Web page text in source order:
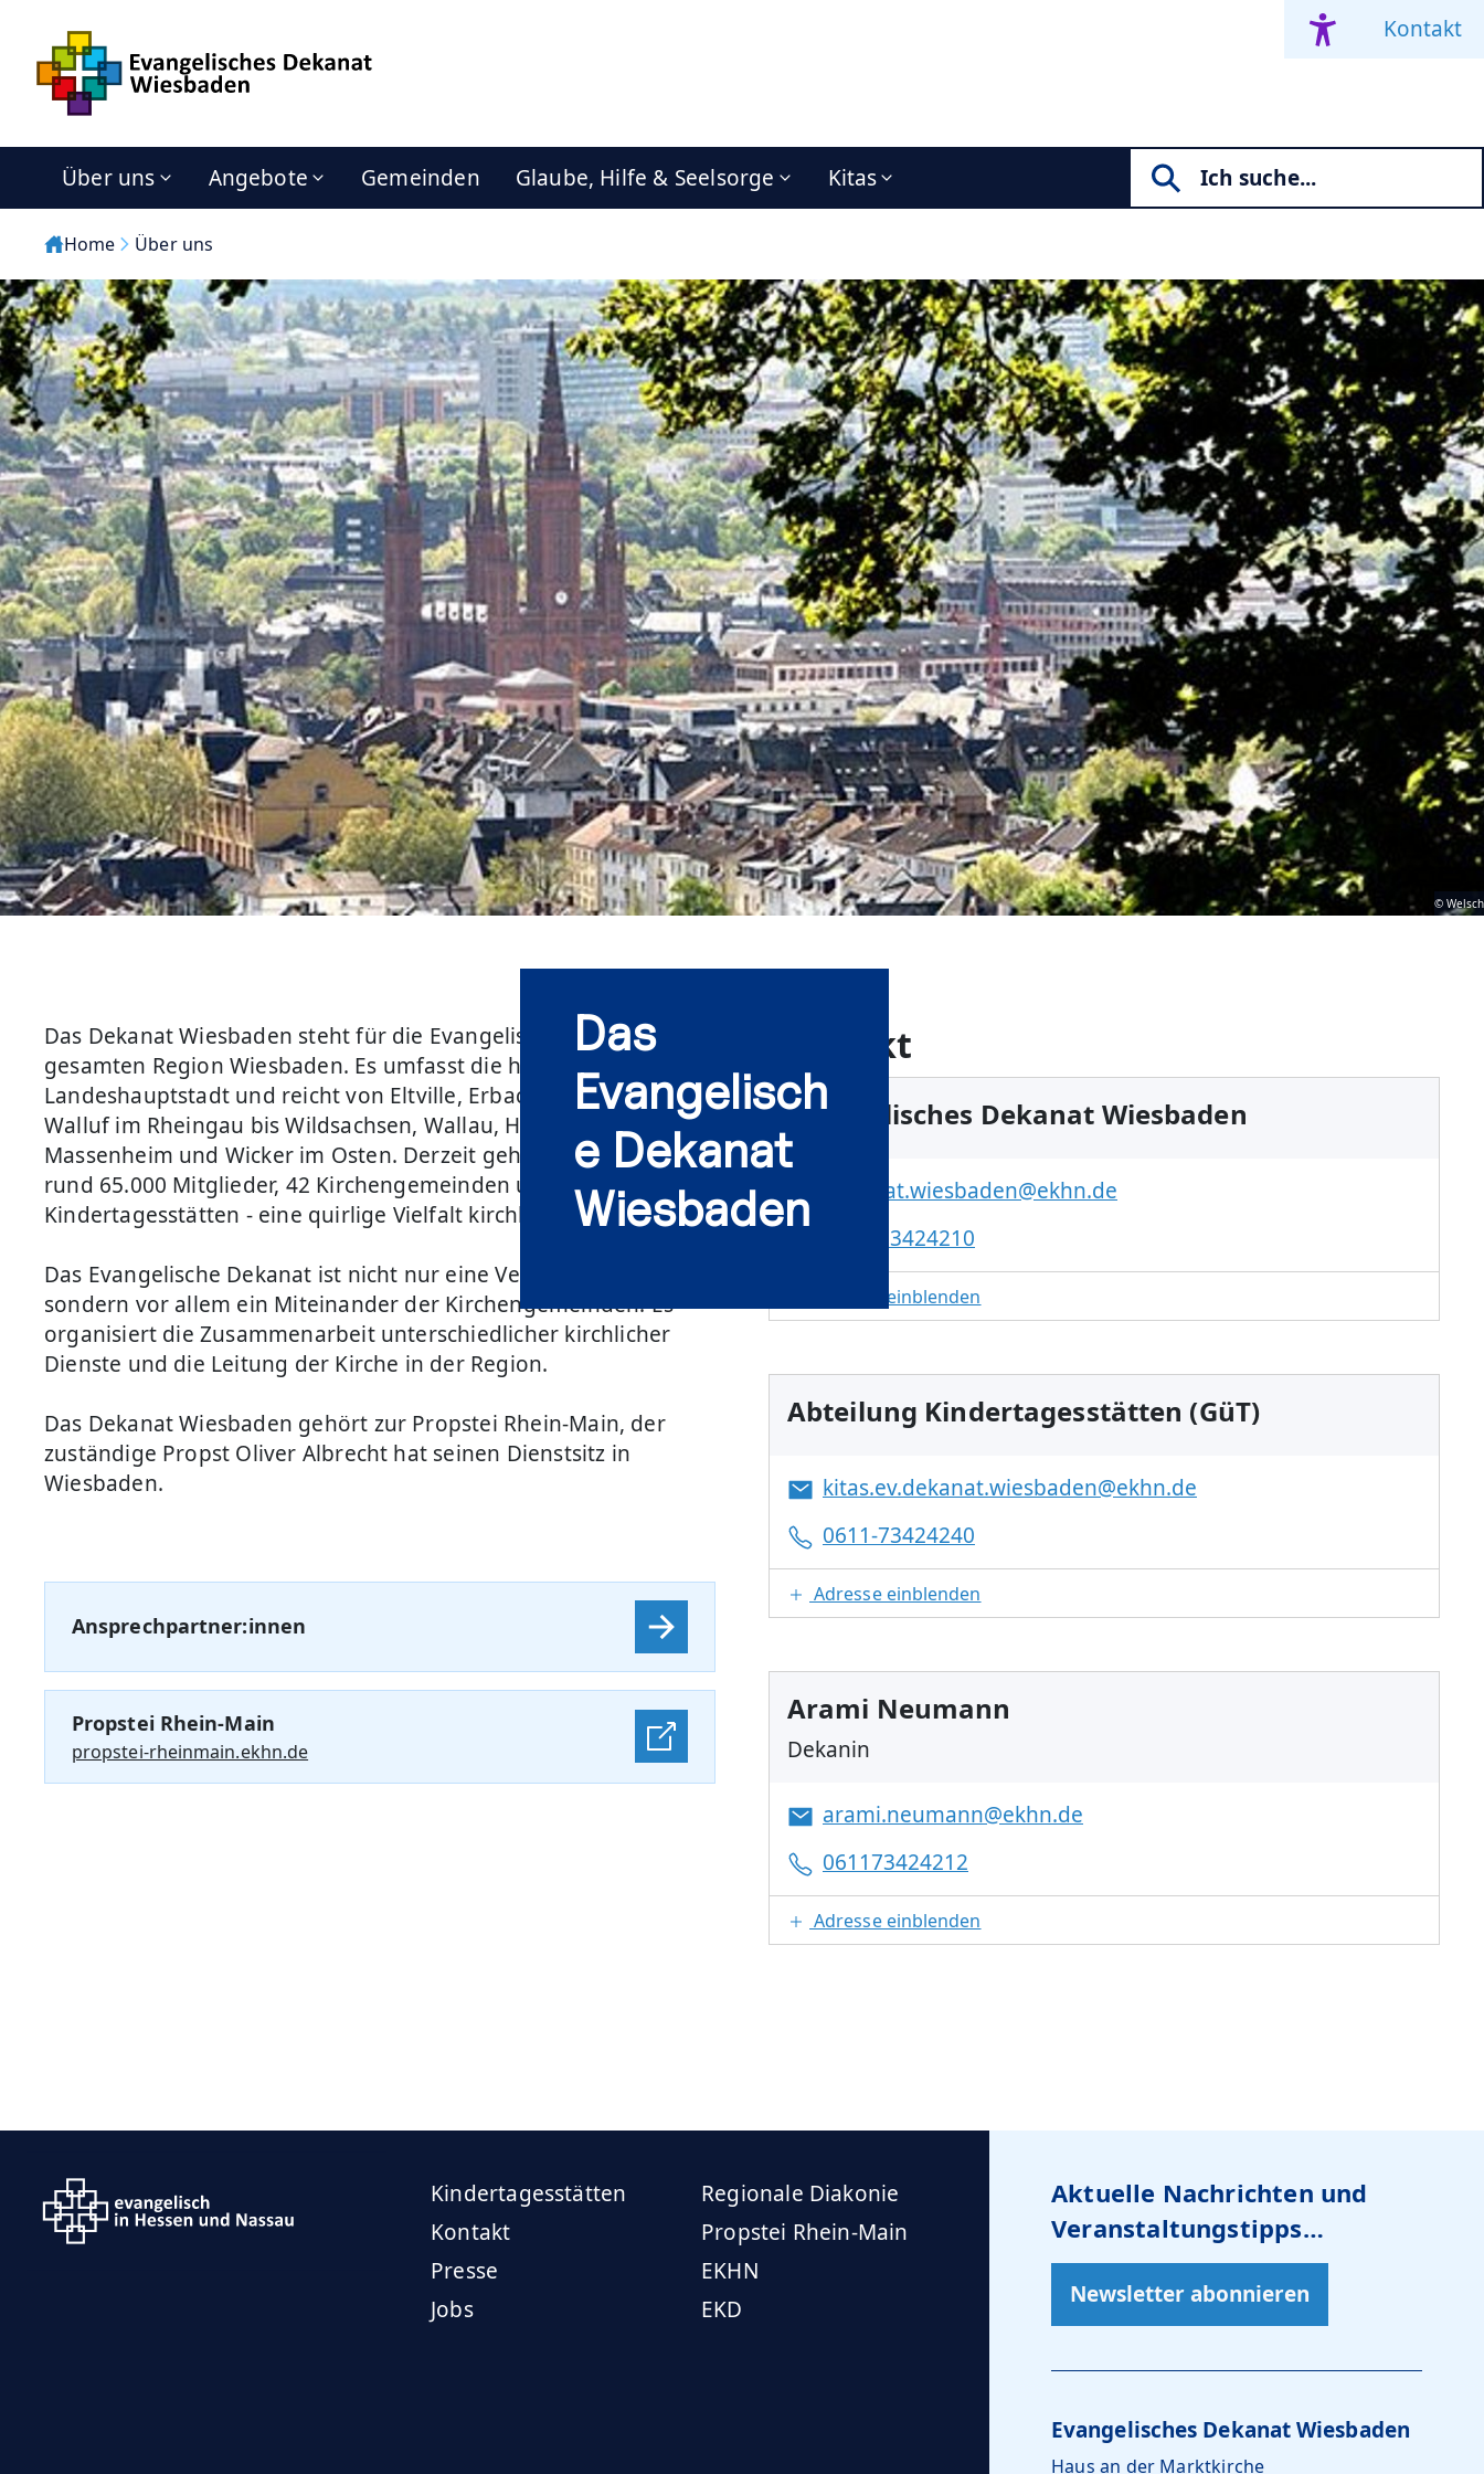
Kontakt
Über uns Angebote Gemeinden Glaube, Hilfe & Seelsorge Kitas
Home Über uns
© Welsch
Das
Evangelisch
e Dekanat
Wiesbaden
Das Dekanat Wiesbaden steht für die Evangelische Kirche in der
gesamten Region Wiesbaden. Es umfasst die hessische
Landeshauptstadt und reicht von Eltville, Erbach, Kiedrich und
Walluf im Rheingau bis Wildsachsen, Wallau, Hochheim,
Massenheim und Wicker im Osten. Derzeit gehören zum Dekanat
rund 65.000 Mitglieder, 42 Kirchengemeinden und 40
Kindertagesstätten - eine quirlige Vielfalt kirchlichen Lebens.
Das Evangelische Dekanat ist nicht nur eine Verwaltungseinheit,
sondern vor allem ein Miteinander der Kirchengemeinden. Es
organisiert die Zusammenarbeit unterschiedlicher kirchlicher
Dienste und die Leitung der Kirche in der Region.
Das Dekanat Wiesbaden gehört zur Propstei Rhein-Main, der
zuständige Propst Oliver Albrecht hat seinen Dienstsitz in
Wiesbaden.
Ansprechpartner:innen
Propstei Rhein-Main
propstei-rheinmain.ekhn.de
Kontakt
Evangelisches Dekanat Wiesbaden
dekanat.wiesbaden@ekhn.de
0611-73424210
Adresse einblenden
Abteilung Kindertagesstätten (GüT)
kitas.ev.dekanat.wiesbaden@ekhn.de
0611-73424240
Adresse einblenden
Arami Neumann
Dekanin
arami.neumann@ekhn.de
061173424212
Adresse einblenden
Kindertagesstätten
Kontakt
Presse
Jobs
Regionale Diakonie
Propstei Rhein-Main
EKHN
EKD
Aktuelle Nachrichten und
Veranstaltungstipps…
Newsletter abonnieren
Evangelisches Dekanat Wiesbaden
Haus an der Marktkirche